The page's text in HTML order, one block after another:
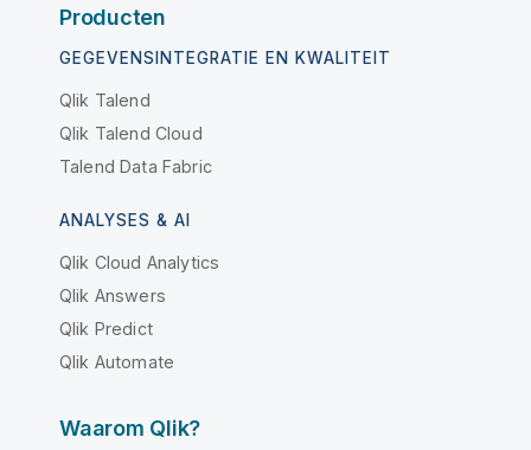
Producten
GEGEVENSINTEGRATIE EN KWALITEIT
Qlik Talend
Qlik Talend Cloud
Talend Data Fabric
ANALYSES & AI
Qlik Cloud Analytics
Qlik Answers
Qlik Predict
Qlik Automate
Waarom Qlik?